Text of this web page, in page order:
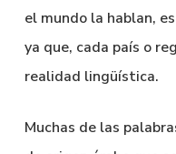
el mundo la hablan,
ya que, cada país o
realidad lingüística.
Muchas de las